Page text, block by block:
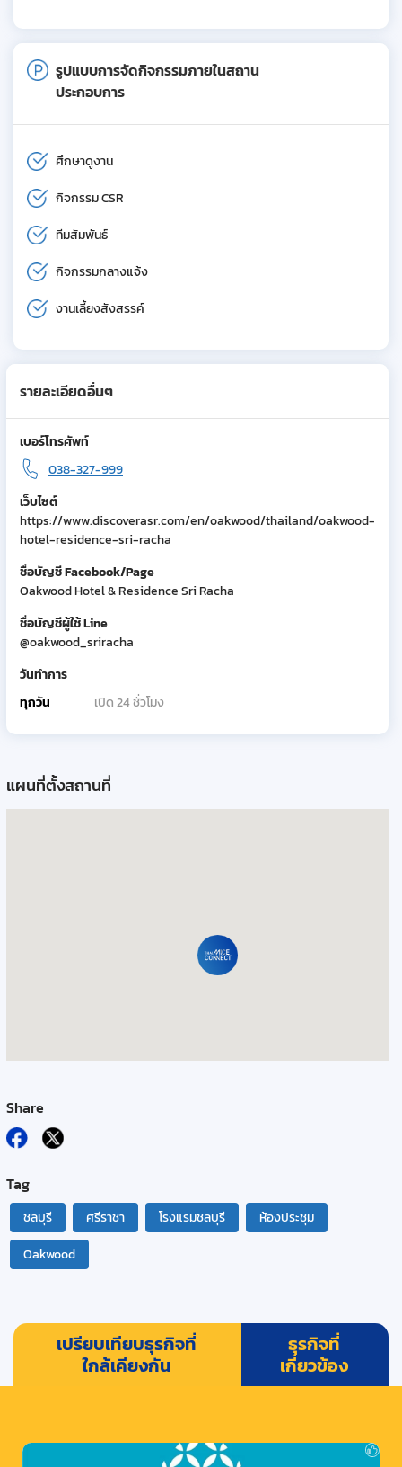
รูปแบบการจัดกิจกรรมภายในสถาน
ประกอบการ
ศึกษาดูงาน
กิจกรรม CSR
ทีมสัมพันธ์
กิจกรรมกลางแจ้ง
งานเลี้ยงสังสรรค์
รายละเอียดอื่นๆ
เบอร์โทรศัพท์
038-327-999
เว็บไซต์
https://www.discoverasr.com/en/oakwood/thailand/oakwood-
hotel-residence-sri-racha
ชื่อบัญชี Facebook/Page
Oakwood Hotel & Residence Sri Racha
ชื่อบัญชีผู้ใช้ Line
@oakwood_sriracha
วันทำการ
ทุกวัน
เปิด 24 ชั่วโมง
แผนที่ตั้งสถานที่
Share
Tag
ชลบุรี ศรีราชา โรงแรมชลบุรี
ห้องประชุม
Oakwood
เปรียบเทียบธุรกิจที่
ใกล้เคียงกัน
ธุรกิจที่
เกี่ยวข้อง